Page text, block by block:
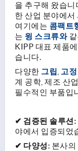
을 추구해 왔습니
한 산업 분야에
여기에는 콤팩트
는 윙 스크류와같
KIPP 대표 제품
습니다.
다양한 그립 고
계 공학, 제조 산
필수적인 부품입
✔ 검증된 솔루션:
야에서 입증되었
✔ 다양성: 본사의